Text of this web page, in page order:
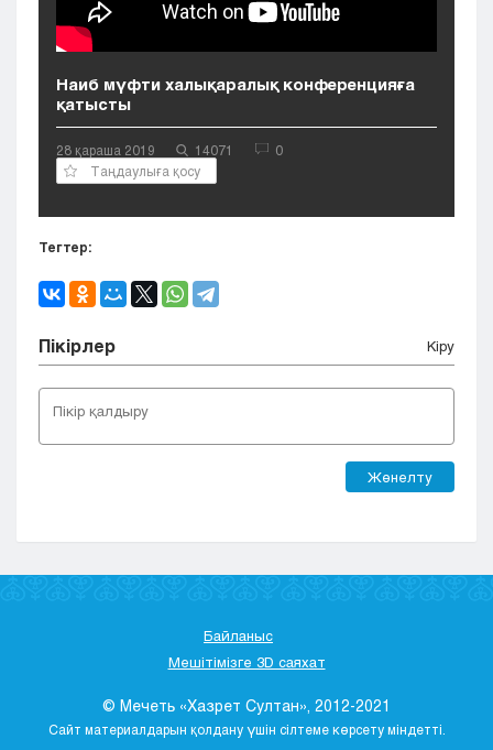
Шымкент
Наиб мүфти халықаралық конференцияға
қатысты
28 қараша 2019 14071
0
Таңдаулыға қосу
Тегтер:
Пікірлер Кіру
Жөнелту
Байланыс
Мешітімізге 3D саяхат
© Мечеть «Хазрет Султан», 2012-2021
Сайт материалдарын қолдану үшін сілтеме көрсету міндетті.